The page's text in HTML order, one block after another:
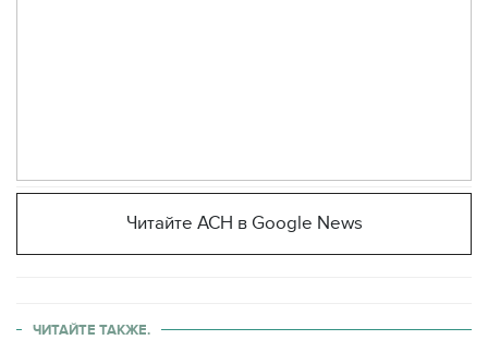
Читайте АСН в Google News
ЧИТАЙТЕ ТАКЖЕ.